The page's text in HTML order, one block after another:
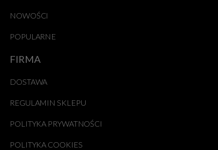
NOWOŚCI
POPULARNE
FIRMA
DOSTAWA
REGULAMIN SKLEPU
POLITYKA PRYWATNOŚCI
POLITYKA COOKIES